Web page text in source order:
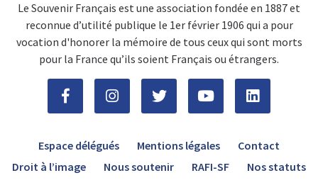
Le Souvenir Français est une association fondée en 1887 et
reconnue d’utilité publique le 1er février 1906 qui a pour
vocation d'honorer la mémoire de tous ceux qui sont morts
pour la France qu’ils soient Français ou étrangers.
Espace délégués Mentions légales
Contact
Droit à l’image
Nous soutenir RAFI-SF Nos statuts